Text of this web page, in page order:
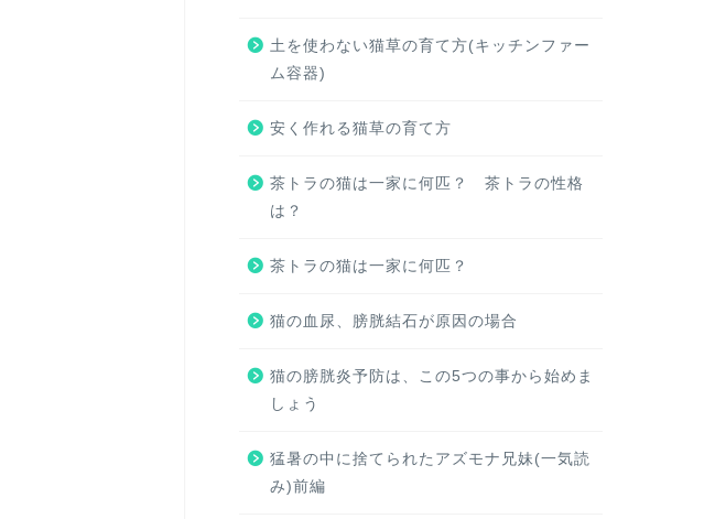
土を使わない猫草の育て方(キッチンファー
ム容器)
安く作れる猫草の育て方
茶トラの猫は一家に何匹？ 茶トラの性格
は？
茶トラの猫は一家に何匹？
猫の血尿、膀胱結石が原因の場合
猫の膀胱炎予防は、この5つの事から始めま
しょう
猛暑の中に捨てられたアズモナ兄妹(一気読
み)前編